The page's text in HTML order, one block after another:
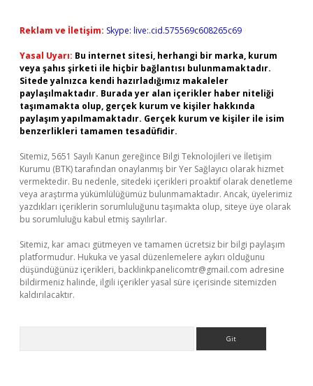
Reklam ve İletişim: Skype: live:.cid.575569c608265c69
Yasal Uyarı: Bu internet sitesi, herhangi bir marka, kurum
veya şahıs şirketi ile hiçbir bağlantısı bulunmamaktadır.
Sitede yalnızca kendi hazırladığımız makaleler
paylaşılmaktadır. Burada yer alan içerikler haber niteliği
taşımamakta olup, gerçek kurum ve kişiler hakkında
paylaşım yapılmamaktadır. Gerçek kurum ve kişiler ile isim
benzerlikleri tamamen tesadüfidir.
Sitemiz, 5651 Sayılı Kanun gereğince Bilgi Teknolojileri ve İletişim
Kurumu (BTK) tarafından onaylanmış bir Yer Sağlayıcı olarak hizmet
vermektedir. Bu nedenle, sitedeki içerikleri proaktif olarak denetleme
veya araştırma yükümlülüğümüz bulunmamaktadır. Ancak, üyelerimiz
yazdıkları içeriklerin sorumluluğunu taşımakta olup, siteye üye olarak
bu sorumluluğu kabul etmiş sayılırlar.
Sitemiz, kar amacı gütmeyen ve tamamen ücretsiz bir bilgi paylaşım
platformudur. Hukuka ve yasal düzenlemelere aykırı olduğunu
düşündüğünüz içerikleri, backlinkpanelicomtr@gmail.com adresine
bildirmeniz halinde, ilgili içerikler yasal süre içerisinde sitemizden
kaldırılacaktır.